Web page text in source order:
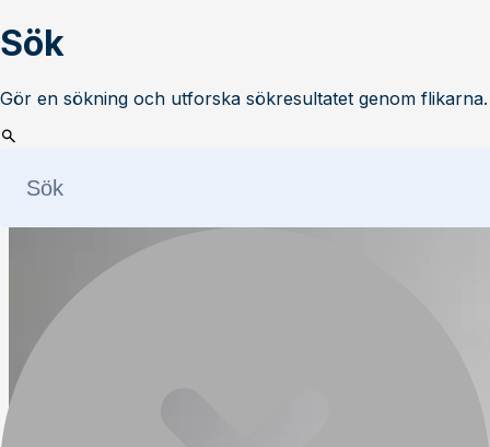
Sök
Gör en sökning och utforska sökresultatet genom flikarna.
Läs mer